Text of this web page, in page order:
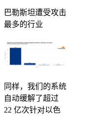
巴勒斯坦遭受攻击
最多的行业
同样，我们的系统
自动缓解了超过
22 亿次针对以色